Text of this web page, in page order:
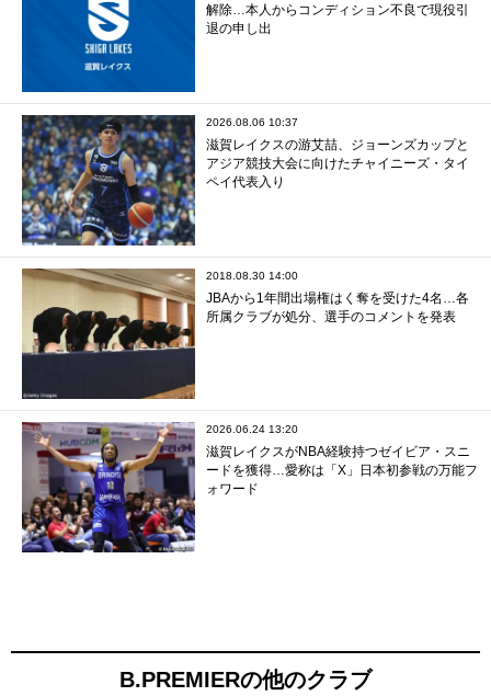
解除…本人からコンディション不良で現役引
退の申し出
2026.08.06 10:37
滋賀レイクスの游艾喆、ジョーンズカップと
アジア競技大会に向けたチャイニーズ・タイ
ペイ代表入り
2018.08.30 14:00
JBAから1年間出場権はく奪を受けた4名…各
所属クラブが処分、選手のコメントを発表
2026.06.24 13:20
滋賀レイクスがNBA経験持つゼイビア・スニ
ードを獲得…愛称は「X」日本初参戦の万能フ
ォワード
B.PREMIERの他のクラブ